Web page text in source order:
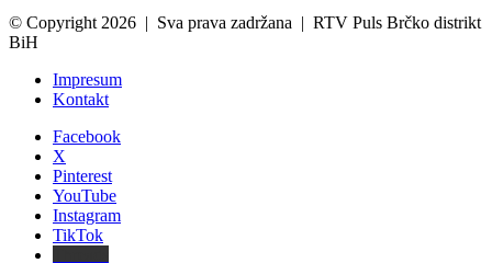
© Copyright 2026 | Sva prava zadržana | RTV Puls Brčko distrikt
BiH
Impresum
Kontakt
Facebook
X
Pinterest
YouTube
Instagram
TikTok